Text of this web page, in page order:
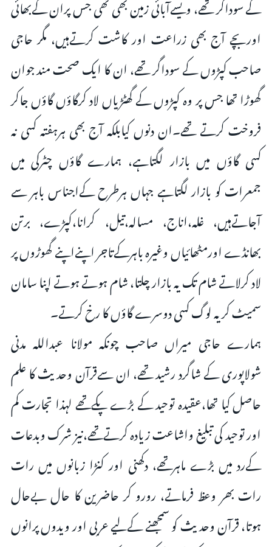
کے سوداگر تھے، ویسےآبائی زمین بھی تھی جس پران کےبھائی
اوربچے آج بھی زراعت اور کاشت کرتےہیں، مگر حاجی
صاحب کپڑوں کے سوداگر تھے، ان کا ایک صحت مند جوان
گھوڑا تھا جس پر وہ کپڑوں کے گھٹڑیاں لاد کرگاؤں گاؤں جاکر
فروخت کرتے تھے۔ان دنوں کیابلکہ آج بھی ہرہفتہ کسی نہ
کسی گاؤں میں بازار لگتاہے، ہمارے گاؤں چٹرکی میں
جمعرات کو بازار لگتاہے جہاں ہرطرح کےاجناس باہر سے
آجاتےہیں، غلہ،اناج، مسالہ،تیل، کرانا،کپڑے، برتن
بھانڈے اورمٹھائیاں وغیرہ باہرکےتاجر اپنےاپنے گھوڑوں پر
لاد کرلاتے شام تک یہ بازار چلتا، شام ہوتے ہوتے اپنا سامان
سمیٹ کر یہ لوگ کسی دوسرے گاؤں کا رخ کرتے۔
ہمارے حاجی میراں صاحب چونکہ مولانا عبداللہ مدنی
شولاپوری کے شاگرد رشید تھے، ان سےقرآن وحدیث کا علم
حاصل کیا تھا،عقیدہ توحید کے بڑے پکےتھے لہذا تجارت کم
اور توحید کی تبلیغ واشاعت زیادہ کرتےتھے،نیز شرک وبدعات
کےرد میں بڑے ماہرتھے، دکھنی اور کنڑا زبانوں میں رات
رات بھر وعظ فرماتے، رورو کر حاضرین کا حال بےحال
ہوتا، قرآن وحدیث کو سمجھنے کےلیے عربی اور ویدوں پرانوں